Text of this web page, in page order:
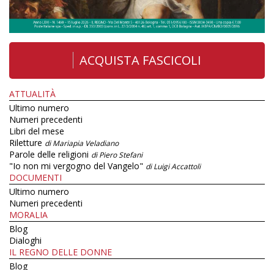
ACQUISTA FASCICOLI
ATTUALITÀ
Ultimo numero
Numeri precedenti
Libri del mese
Riletture di Mariapia Veladiano
Parole delle religioni di Piero Stefani
"Io non mi vergogno del Vangelo" di Luigi Accattoli
DOCUMENTI
Ultimo numero
Numeri precedenti
MORALIA
Blog
Dialoghi
IL REGNO DELLE DONNE
Blog